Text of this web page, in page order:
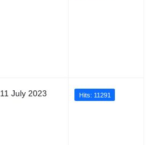
11 July 2023 Hits: 11291